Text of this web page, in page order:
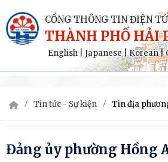
CỔNG THÔNG TIN ĐIỆN TỬ
THÀNH PHỐ HẢI
English Japanese|Korean|
Tin tức - Sự kiện Tin địa
Đảng ủy phường Hồng